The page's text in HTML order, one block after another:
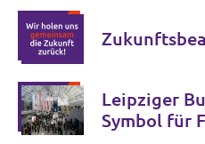
Leipziger
Symbol für